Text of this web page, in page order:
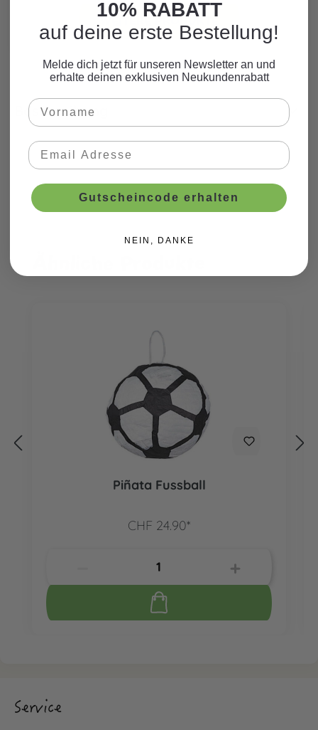
WEITERE PRODUKTE
Beschreibung
Piñata Fussball
CHF 24.90*
Service
10% RABATT
auf deine erste Bestellung!
Melde dich jetzt für unseren Newsletter an und
erhalte deinen exklusiven Neukundenrabatt
Gutscheincode erhalten
NEIN, DANKE